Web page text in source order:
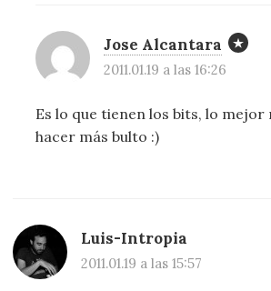
Jose Alcantara
2011.01.19 a las 16:26
Es lo que tienen los bits, lo
hacer más bulto :)
Luis-Intropia
2011.01.19 a las 15:57